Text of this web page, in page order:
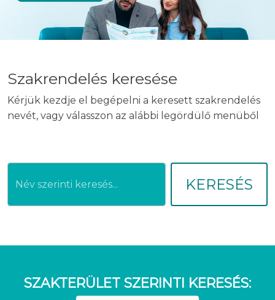
Szakrendelés keresése
Kérjük kezdje el begépelni a keresett szakrendelés
nevét, vagy válasszon az alábbi legördülő menüből
KERESÉS
SZAKTERÜLET SZERINTI KERESÉS: